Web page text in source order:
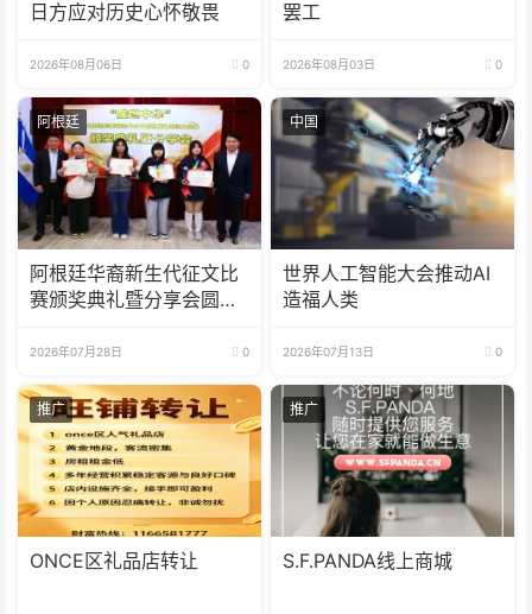
日方应对历史心怀敬畏
2026年08月06日 0
罢工
2026年08月03日 0
阿根廷
阿根廷华裔新生代征文比
赛颁奖典礼暨分享会圆满
2026年07月28日 0
中国
世界人工智能大会推动AI
造福人类
2026年07月13日 0
推广
ONCE区礼品店转让
推广
S.F.PANDA线上商城